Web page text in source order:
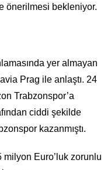
önerilmesi bekleniyor.
yer almayan
Prag ile anlaştı. 24
Trabzonspor’a
ciddi şekilde
kazanmıştı.
milyon Euro’luk zorunlu